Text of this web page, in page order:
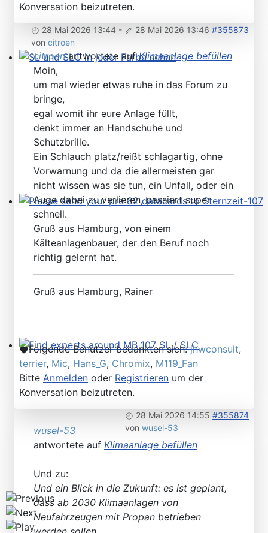
SL und SLC in jeder Farbe sehen
Please send your pre 82 datacards to Sternzeit-107
Find experts around MB 107 SL / SLC
Konversation beizutreten.
28 Mai 2026 13:44 - 28 Mai 2026 13:46 #355873
von citroen
citroenantwortete aufKlimaanlage befüllen
Moin,
um mal wieder etwas ruhe in das Forum zu
bringe,
egal womit ihr eure Anlage füllt,
denkt immer an Handschuhe und
Schutzbrille.
Ein Schlauch platz/reißt schlagartig, ohne
Vorwarnung und da die allermeisten gar
nicht wissen was sie tun, ein Unfall, oder ein
Auge dabei zu verlieren, passiert super
schnell.
Gruß aus Hamburg, von einem
Kälteanlagenbauer, der den Beruf noch
richtig gelernt hat.
Gruß aus Hamburg, Rainer
Folgende Benutzer bedankten sich:jhwconsult,
terrier, Mic, Hans_G, Chromix, M119_Fan
Bitte Anmelden oder Registrieren um der
Konversation beizutreten.
28 Mai 2026 14:55 #355874
von wusel-53
wusel-53
antwortete auf Klimaanlage befüllen
Und zu:
Und ein Blick in die Zukunft: es ist geplant,
dass ab 2030 Klimaanlagen von
Neufahrzeugen mit Propan betrieben